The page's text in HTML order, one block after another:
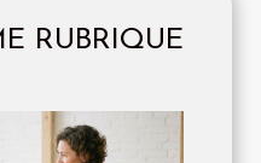
RUBRIQUE